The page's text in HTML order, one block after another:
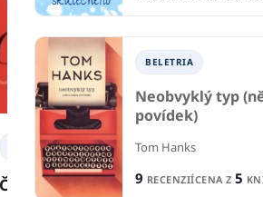
BELETRIA
Černá díra
BELETRIA
Neobvyklý typ
povídek)
Tom Hanks
9 RECENZIÍCENA Z 5